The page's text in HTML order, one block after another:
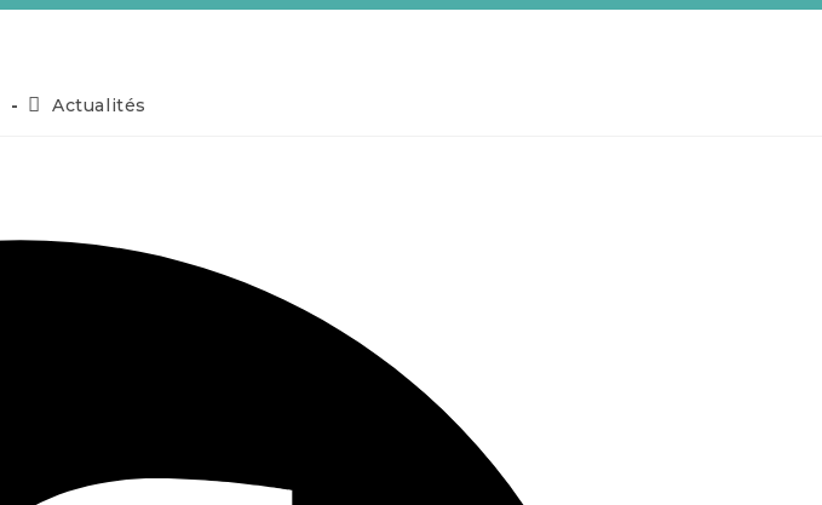
Actualités